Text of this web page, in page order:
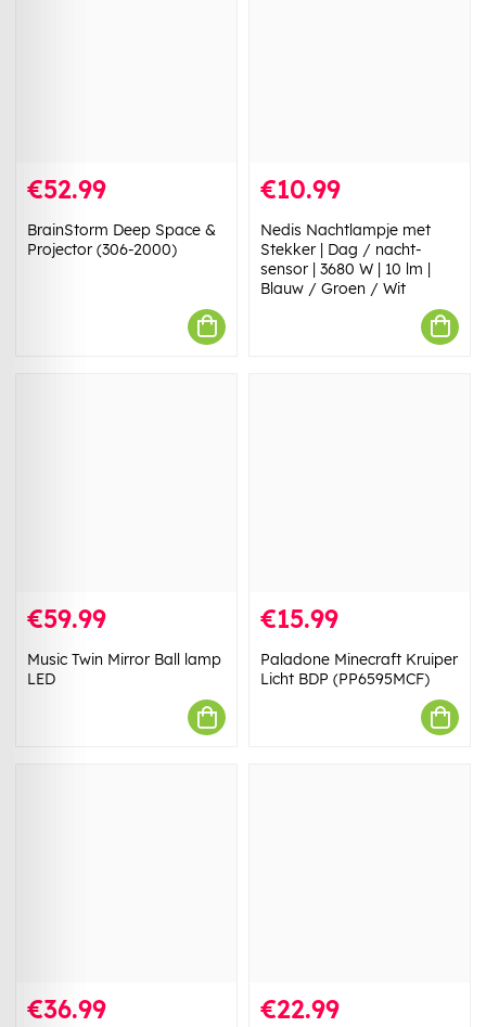
€52.99
BrainStorm Deep Space &
Projector (306-2000)
€10.99
Nedis Nachtlampje met
Stekker | Dag / nacht-
sensor | 3680 W | 10 lm |
Blauw / Groen / Wit
€59.99
Music Twin Mirror Ball lamp
LED
€15.99
Paladone Minecraft Kruiper
Licht BDP (PP6595MCF)
€36.99 €22.99